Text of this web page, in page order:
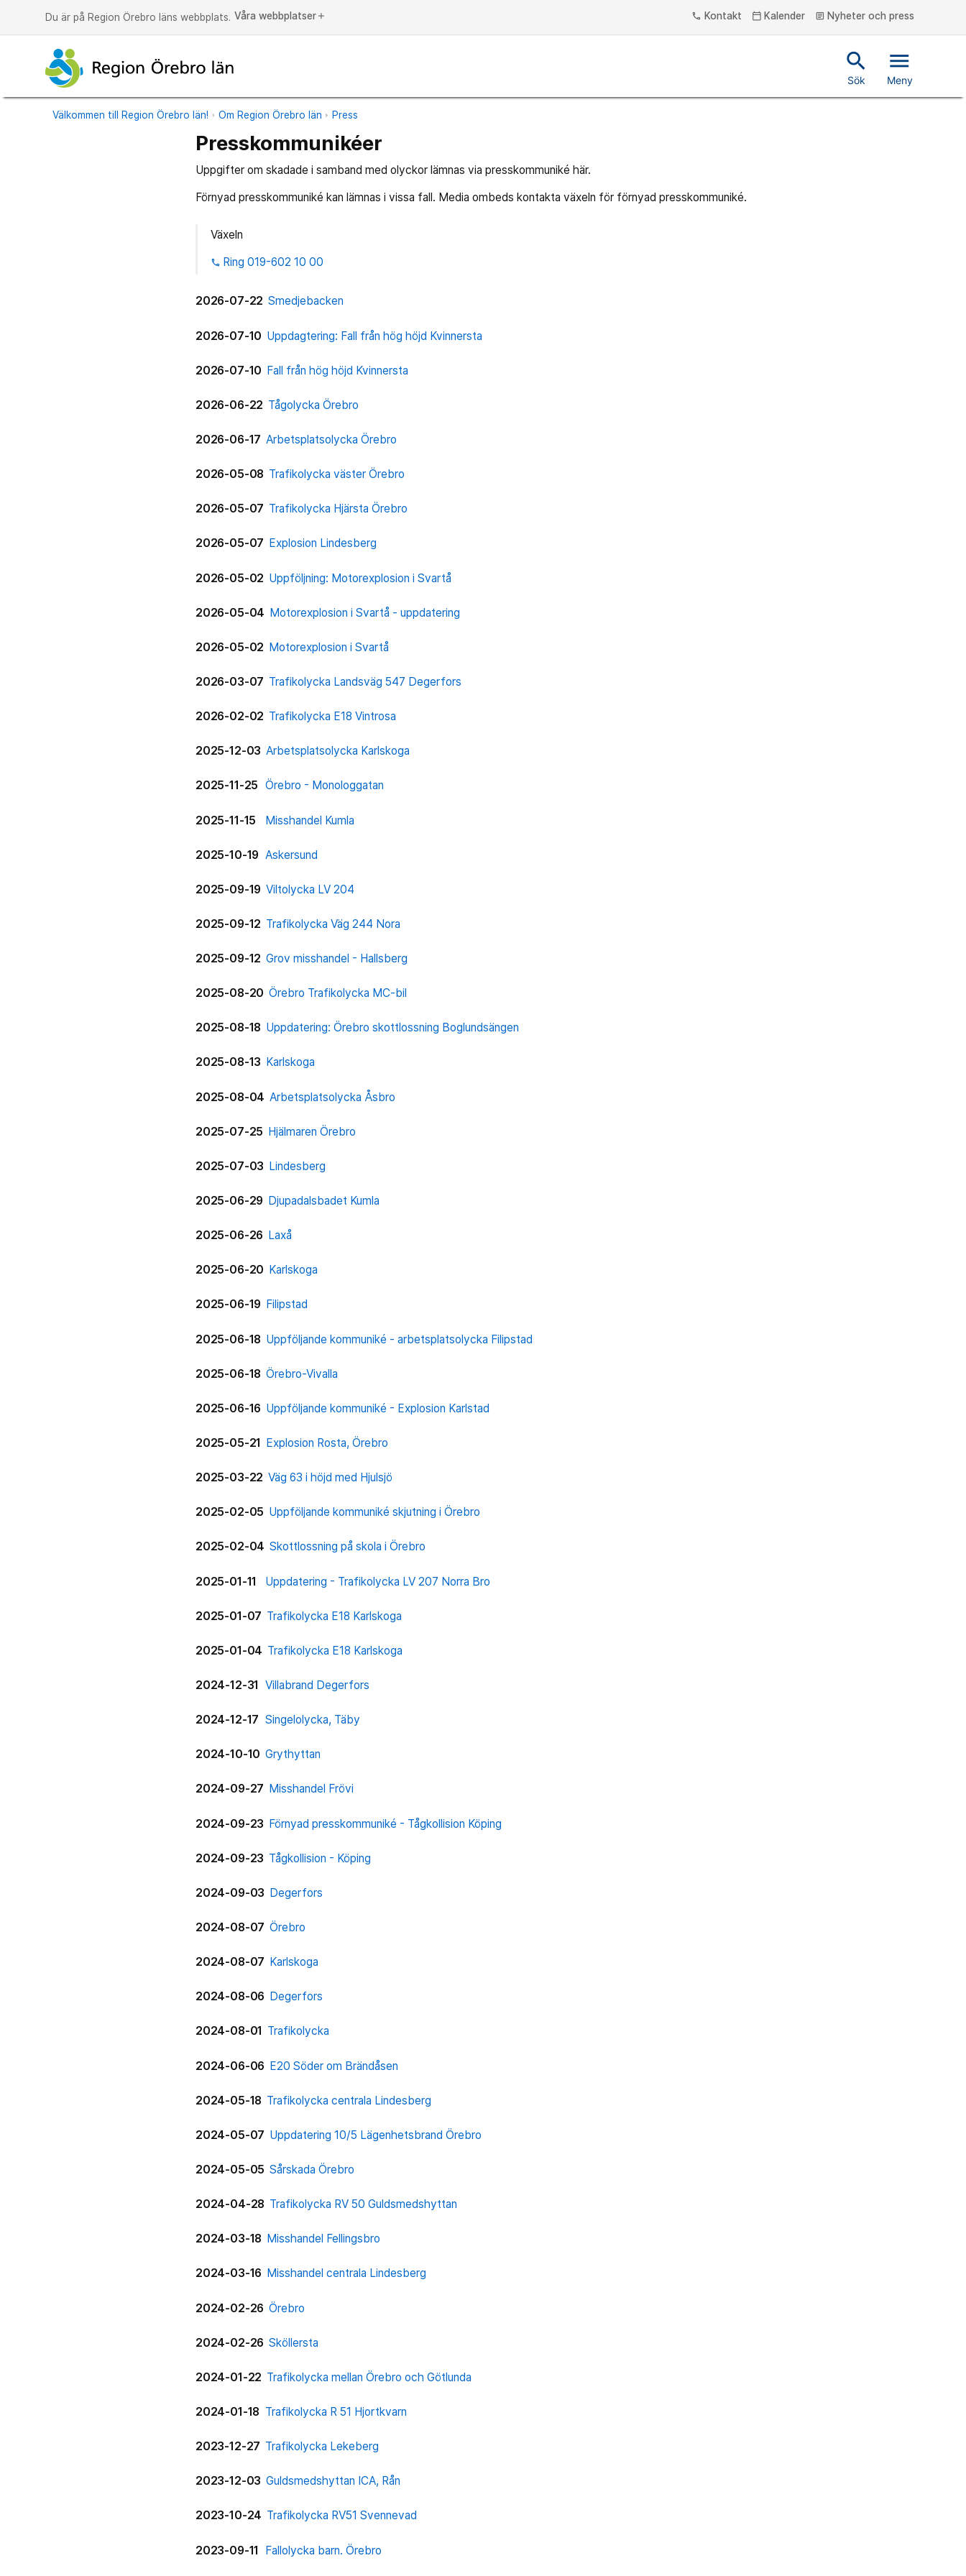
Du är på Region Örebro läns webbplats. Våra webbplatser add phone Kontakt calendar_today Kalender article Nyheter och press
search
Sök
menu
Meny
Välkommen till Region Örebro län! Om Region Örebro län Press
Presskommunikéer
Uppgifter om skadade i samband med olyckor lämnas via presskommuniké här.
Förnyad presskommuniké kan lämnas i vissa fall. Media ombeds kontakta växeln för förnyad presskommuniké.
Växeln
phone Ring 019-602 10 00
2026-07-22 Smedjebacken
2026-07-10 Uppdagtering: Fall från hög höjd Kvinnersta
2026-07-10 Fall från hög höjd Kvinnersta
2026-06-22 Tågolycka Örebro
2026-06-17 Arbetsplatsolycka Örebro
2026-05-08 Trafikolycka väster Örebro
2026-05-07 Trafikolycka Hjärsta Örebro
2026-05-07 Explosion Lindesberg
2026-05-02 Uppföljning: Motorexplosion i Svartå
2026-05-04 Motorexplosion i Svartå - uppdatering
2026-05-02 Motorexplosion i Svartå
2026-03-07 Trafikolycka Landsväg 547 Degerfors
2026-02-02 Trafikolycka E18 Vintrosa
2025-12-03 Arbetsplatsolycka Karlskoga
2025-11-25 Örebro - Monologgatan
2025-11-15 Misshandel Kumla
2025-10-19 Askersund
2025-09-19 Viltolycka LV 204
2025-09-12 Trafikolycka Väg 244 Nora
2025-09-12 Grov misshandel - Hallsberg
2025-08-20 Örebro Trafikolycka MC-bil
2025-08-18 Uppdatering: Örebro skottlossning Boglundsängen
2025-08-13 Karlskoga
2025-08-04 Arbetsplatsolycka Åsbro
2025-07-25 Hjälmaren Örebro
2025-07-03 Lindesberg
2025-06-29 Djupadalsbadet Kumla
2025-06-26 Laxå
2025-06-20 Karlskoga
2025-06-19 Filipstad
2025-06-18 Uppföljande kommuniké - arbetsplatsolycka Filipstad
2025-06-18 Örebro-Vivalla
2025-06-16 Uppföljande kommuniké - Explosion Karlstad
2025-05-21 Explosion Rosta, Örebro
2025-03-22 Väg 63 i höjd med Hjulsjö
2025-02-05 Uppföljande kommuniké skjutning i Örebro
2025-02-04 Skottlossning på skola i Örebro
2025-01-11 Uppdatering - Trafikolycka LV 207 Norra Bro
2025-01-07 Trafikolycka E18 Karlskoga
2025-01-04 Trafikolycka E18 Karlskoga
2024-12-31 Villabrand Degerfors
2024-12-17 Singelolycka, Täby
2024-10-10 Grythyttan
2024-09-27 Misshandel Frövi
2024-09-23 Förnyad presskommuniké - Tågkollision Köping
2024-09-23 Tågkollision - Köping
2024-09-03 Degerfors
2024-08-07 Örebro
2024-08-07 Karlskoga
2024-08-06 Degerfors
2024-08-01 Trafikolycka
2024-06-06 E20 Söder om Brändåsen
2024-05-18 Trafikolycka centrala Lindesberg
2024-05-07 Uppdatering 10/5 Lägenhetsbrand Örebro
2024-05-05 Sårskada Örebro
2024-04-28 Trafikolycka RV 50 Guldsmedshyttan
2024-03-18 Misshandel Fellingsbro
2024-03-16 Misshandel centrala Lindesberg
2024-02-26 Örebro
2024-02-26 Sköllersta
2024-01-22 Trafikolycka mellan Örebro och Götlunda
2024-01-18 Trafikolycka R 51 Hjortkvarn
2023-12-27 Trafikolycka Lekeberg
2023-12-03 Guldsmedshyttan ICA, Rån
2023-10-24 Trafikolycka RV51 Svennevad
2023-09-11 Fallolycka barn. Örebro